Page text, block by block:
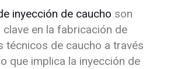
inyección de caucho son
clave en la fabricación de
técnicos de caucho a través
que implica la inyección de